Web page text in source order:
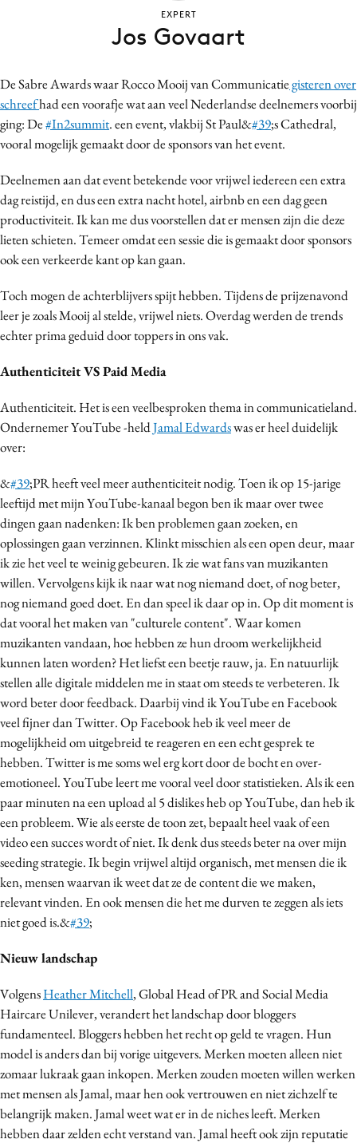
Contentmarketing
Craft
Customer Experience
Design
Digital transformation
Diversiteit
Effectiviteit
Influencer marketing
Interne communicatie
Media
Merkstrategie
PR
Programmatic
Reputatie & crisis
De Sabre Awards waar Rocco Mooij van Communicatiegisteren over
schreefhad een voorafje wat aan veel Nederlandse deelnemers voorbij
ging: De#In2summit. een event, vlakbij St Paul&#39;s Cathedral,
vooral mogelijk gemaakt door de sponsors van het event.
Deelnemen aan dat event betekende voor vrijwel iedereen een extra
dag reistijd, en dus een extra nacht hotel, airbnb en een dag geen
productiviteit. Ik kan me dus voorstellen dat er mensen zijn die deze
lieten schieten. Temeer omdat een sessie die is gemaakt door sponsors
ook een verkeerde kant op kan gaan.
Toch mogen de achterblijvers spijt hebben. Tijdens de prijzenavond
leer je zoals Mooij al stelde, vrijwel niets. Overdag werden de trends
echter prima geduid door toppers in ons vak.
Authenticiteit VS Paid Media
Authenticiteit. Het is een veelbesproken thema in communicatieland.
Ondernemer YouTube -heldJamal Edwardswas er heel duidelijk
over:
&#39;PR heeft veel meer authenticiteit nodig. Toen ik op 15-jarige
leeftijd met mijn YouTube-kanaal begon ben ik maar over twee
dingen gaan nadenken: Ik ben problemen gaan zoeken, en
oplossingen gaan verzinnen. Klinkt misschien als een open deur, maar
ik zie het veel te weinig gebeuren. Ik zie wat fans van muzikanten
willen. Vervolgens kijk ik naar wat nog niemand doet, of nog beter,
nog niemand goed doet. En dan speel ik daar op in. Op dit moment is
dat vooral het maken van "culturele content". Waar komen
muzikanten vandaan, hoe hebben ze hun droom werkelijkheid
kunnen laten worden? Het liefst een beetje rauw, ja. En natuurlijk
stellen alle digitale middelen me in staat om steeds te verbeteren. Ik
word beter door feedback. Daarbij vind ik YouTube en Facebook
veel fijner dan Twitter. Op Facebook heb ik veel meer de
mogelijkheid om uitgebreid te reageren en een echt gesprek te
hebben. Twitter is me soms wel erg kort door de bocht en over-
emotioneel. YouTube leert me vooral veel door statistieken. Als ik een
paar minuten na een upload al 5 dislikes heb op YouTube, dan heb ik
een probleem. Wie als eerste de toon zet, bepaalt heel vaak of een
video een succes wordt of niet. Ik denk dus steeds beter na over mijn
seeding strategie. Ik begin vrijwel altijd organisch, met mensen die ik
ken, mensen waarvan ik weet dat ze de content die we maken,
relevant vinden. En ook mensen die het me durven te zeggen als iets
niet goed is.&#39;
Nieuw landschap
VolgensHeather Mitchell, Global Head of PR and Social Media
Haircare Unilever, verandert het landschap door bloggers
fundamenteel. Bloggers hebben het recht op geld te vragen. Hun
model is anders dan bij vorige uitgevers. Merken moeten alleen niet
zomaar lukraak gaan inkopen. Merken zouden moeten willen werken
met mensen als Jamal, maar hen ook vertrouwen en niet zichzelf te
belangrijk maken. Jamal weet wat er in de niches leeft. Merken
hebben daar zelden echt verstand van. Jamal heeft ook zijn reputatie
EXPERT
Jos Govaart